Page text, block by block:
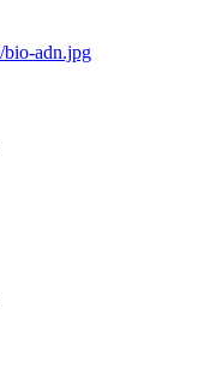
bio-adn.jpg